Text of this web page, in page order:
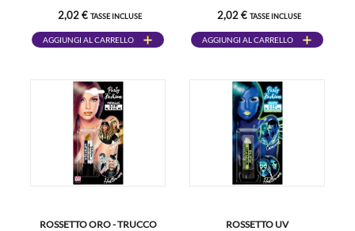
2,02 € TASSE INCLUSE
AGGIUNGI AL CARRELLO
2,02 € TASSE INCLUSE
AGGIUNGI AL CARRELLO
ROSSETTO ORO - TRUCCO
ROSSETTO UV